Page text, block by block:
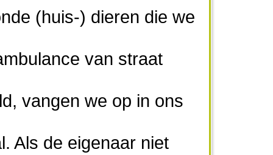
(huis-) dieren die we
van straat
vangen we op in ons
Als de eigenaar niet